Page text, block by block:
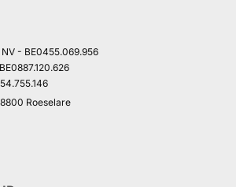
- BE0455.069.956
Roeselare